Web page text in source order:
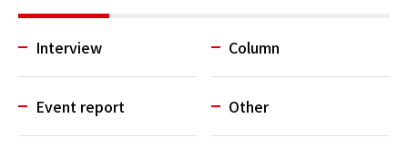
Interview Column
Event report Other